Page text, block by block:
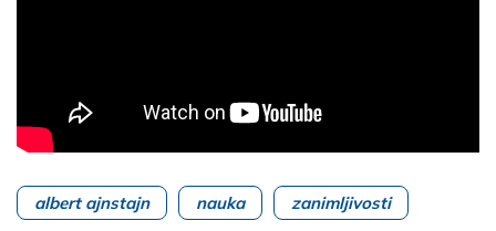
albert ajnstajn nauka zanimljivosti